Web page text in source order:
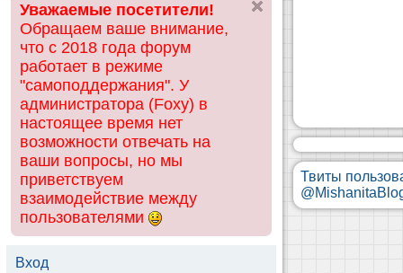
ск
Уважаемые посетители!
Обращаем ваше внимание,
что с 2018 года форум
работает в режиме
"самоподдержания". У
администратора (Foxy) в
настоящее время нет
возможности отвечать на
ваши вопросы, но мы
приветствуем
взаимодействие между
пользователями
Вход
Твиты